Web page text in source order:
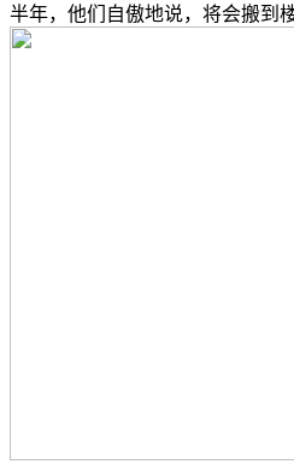
半年，他们自傲地说，将会搬到